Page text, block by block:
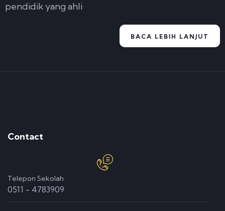
pendidik yang ahli
BACA LEBIH LANJUT
Contact
Telepon Sekolah
0511 - 4783909